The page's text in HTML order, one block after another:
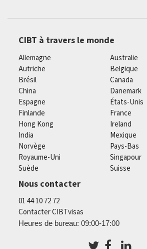
CIBT à travers le monde
Allemagne
Australie
Autriche
Belgique
Brésil
Canada
China
Danemark
Espagne
États-Unis
Finlande
France
Hong Kong
Ireland
India
Mexique
Norvège
Pays-Bas
Royaume-Uni
Singapour
Suède
Suisse
Nous contacter
01 44 10 72 72
Contacter CIBTvisas
Heures de bureau: 09:00-17:00